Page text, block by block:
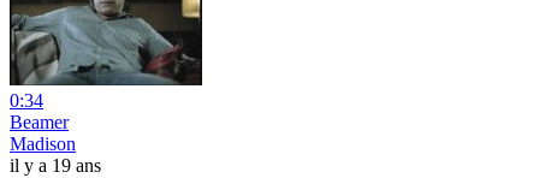
0:34
Beamer
Madison
il y a 19 ans